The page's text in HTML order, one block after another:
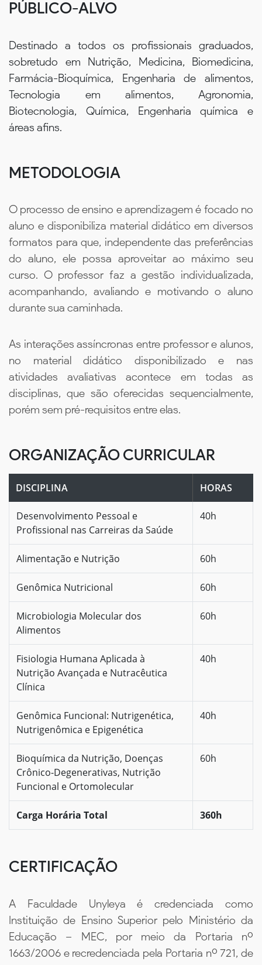
PÚBLICO-ALVO
Destinado a todos os profissionais graduados,
sobretudo em Nutrição, Medicina, Biomedicina,
Farmácia-Bioquímica, Engenharia de alimentos,
Tecnologia em alimentos, Agronomia,
Biotecnologia, Química, Engenharia química e
áreas afins.
METODOLOGIA
O processo de ensino e aprendizagem é focado no
aluno e disponibiliza material didático em diversos
formatos para que, independente das preferências
do aluno, ele possa aproveitar ao máximo seu
curso. O professor faz a gestão individualizada,
acompanhando, avaliando e motivando o aluno
durante sua caminhada.
As interações assíncronas entre professor e alunos,
no material didático disponibilizado e nas
atividades avaliativas acontece em todas as
disciplinas, que são oferecidas sequencialmente,
porém sem pré-requisitos entre elas.
ORGANIZAÇÃO CURRICULAR
DISCIPLINA HORAS
Desenvolvimento Pessoal e
Profissional nas Carreiras da Saúde
40h
Alimentação e Nutrição 60h
Genômica Nutricional 60h
Microbiologia Molecular dos
Alimentos
60h
Fisiologia Humana Aplicada à
Nutrição Avançada e Nutracêutica
Clínica
40h
Genômica Funcional: Nutrigenética,
Nutrigenômica e Epigenética
40h
Bioquímica da Nutrição, Doenças
Crônico-Degenerativas, Nutrição
Funcional e Ortomolecular
60h
Carga Horária Total 360h
CERTIFICAÇÃO
A Faculdade Unyleya é credenciada como
Instituição de Ensino Superior pelo Ministério da
Educação – MEC, por meio da Portaria nº
1663/2006 e recredenciada pela Portaria nº 721, de